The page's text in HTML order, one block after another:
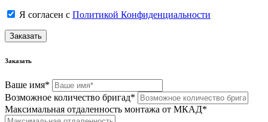
Я согласен с Политикой Конфиденциальности
Заказать
Заказать
Ваше имя*
Возможное количество бригад*
Максимальная отдаленность монтажа от МКАД*